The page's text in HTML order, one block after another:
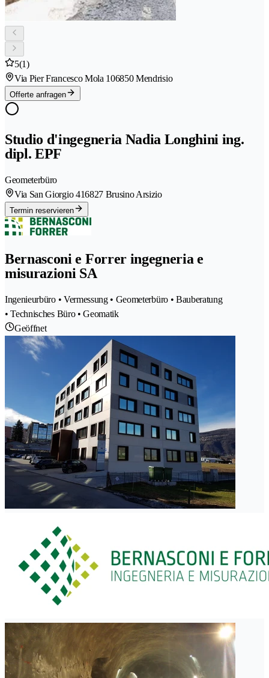
5(1)
Via Pier Francesco Mola 106850 Mendrisio
Offerte anfragen
Studio d'ingegneria Nadia Longhini ing.
dipl. EPF
Geometerbüro
Via San Giorgio 416827 Brusino Arsizio
Termin reservieren
Bernasconi e Forrer ingegneria e
misurazioni SA
Ingenieurbüro • Vermessung • Geometerbüro • Bauberatung
• Technisches Büro • Geomatik
Geöffnet